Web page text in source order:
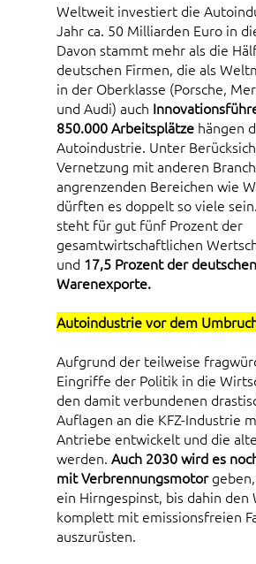
Weltweit investiert die
Jahr ca. 50 Milliarden Euro in
Davon stammt mehr als die
deutschen Firmen, die als
in der Oberklasse (Porsche,
und Audi) auch
850.000 Arbeitsplätze hängen
Autoindustrie. Unter
Vernetzung mit anderen
angrenzenden Bereichen wie
dürften es doppelt so viele
steht für gut fünf Prozent der
gesamtwirtschaftlichen
und 17,5 Prozent der deutschen
Warenexporte.
Autoindustrie vor dem
Aufgrund der teilweise
Eingriffe der Politik in die
den damit verbundenen
Auflagen an die KFZ-Industrie
Antriebe entwickelt und die
werden. Auch 2030 wird es
mit Verbrennungsmotor
ein Hirngespinst, bis dahin
komplett mit emissionsfreien
auszurüsten.